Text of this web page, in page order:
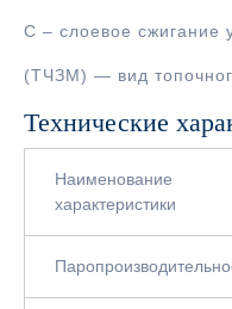
С – слоевое сжигание
(ТЧЗМ) — вид
Технические
Наименование
характеристики